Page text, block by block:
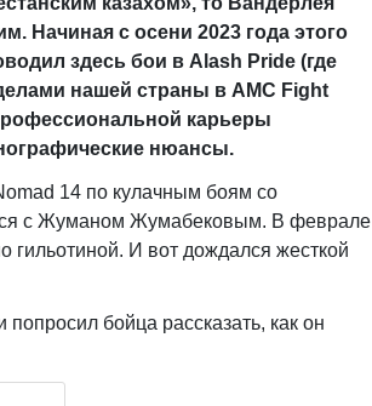
Начиная с осени 2023 года этого
здесь бои в Alash Pride (где
нашей страны в AMC Fight
карьеры
нюансы.
14 по кулачным боям со
с Жуманом Жумабековым. В феврале
гильотиной. И вот дождался жесткой
бойца рассказать, как он